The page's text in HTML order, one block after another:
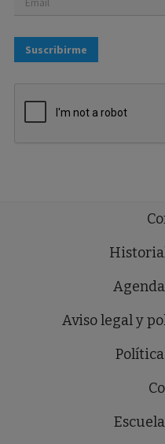
Suscribirme
Aviso legal y